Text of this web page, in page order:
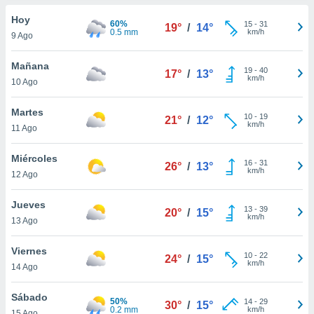
en
nuestra
y
cookies
Hoy
9 Ago
60%
0.5 mm
19° / 14° 15- 31
km/h
Mañana
10 Ago
17° / 13° 19- 40
km/h
Martes
11 Ago
21° / 12° 10- 19
km/h
Miércoles
12 Ago
26° / 13° 16- 31
km/h
Jueves
13 Ago
20° / 15° 13- 39
km/h
Viernes
14 Ago
24° / 15° 10- 22
km/h
Sábado
50%
0.2 mm
30° / 15° 14- 29
km/h